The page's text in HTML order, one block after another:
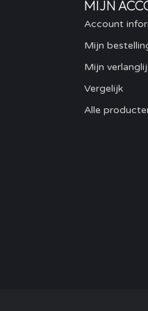
MIJN
Account
Mijn
Mijn
Vergelijk
Alle